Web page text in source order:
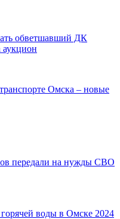
обветшавший ДК
аукцион
Омска – новые
передали на нужды СВО
воды в Омске 2024